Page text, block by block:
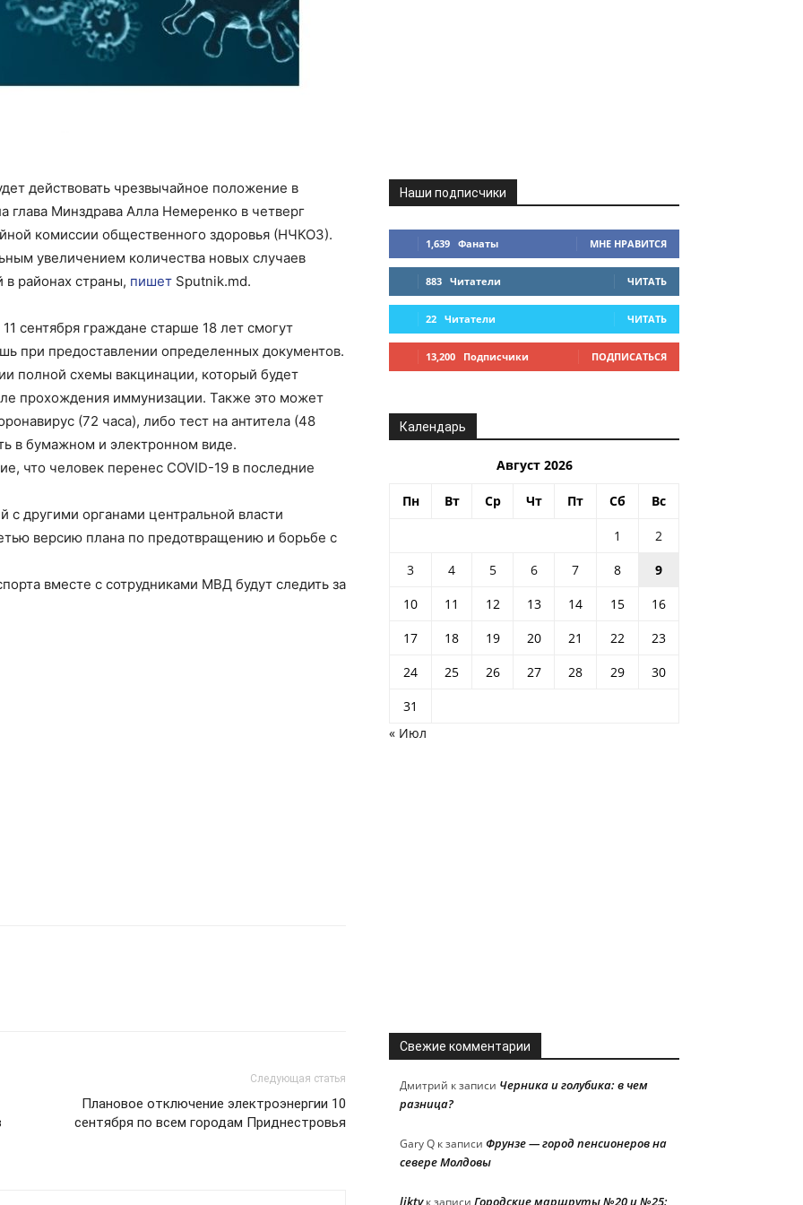
действовать чрезвычайное положение в
глава Минздрава Алла Немеренко в четверг
комиссии общественного здоровья (НЧКОЗ).
увеличением количества новых случаев
районах страны, пишет Sputnik.md.
сентября граждане старше 18 лет смогут
при предоставлении определенных документов.
полной схемы вакцинации, который будет
прохождения иммунизации. Также это может
(72 часа), либо тест на антитела (48
в бумажном и электронном виде.
что человек перенес COVID-19 в последние
с другими органами центральной власти
версию плана по предотвращению и борьбе с
вместе с сотрудниками МВД будут следить за
Следующая статья
Плановое отключение электроэнергии 10
сентября по всем городам Приднестровья
Наши подписчики
1,639 Фанаты МНЕ НРАВИТСЯ
883 Читатели ЧИТАТЬ
22 Читатели ЧИТАТЬ
13,200 Подписчики ПОДПИСАТЬСЯ
Календарь
Август 2026
Пн Вт Ср Чт Пт Сб Вс
1
2
3
4 5 6 7 8
9
10
11 12 13 14 15
16
17
18 19 20 21 22
23
24
25 26 27 28 29
30
31
« Июл
Свежие комментарии
Дмитрий к записи Черника и голубика: в чем
разница?
Gary Q к записи Фрунзе — город пенсионеров на
севере Молдовы
liktvк записи Городские маршруты №20 и №25: